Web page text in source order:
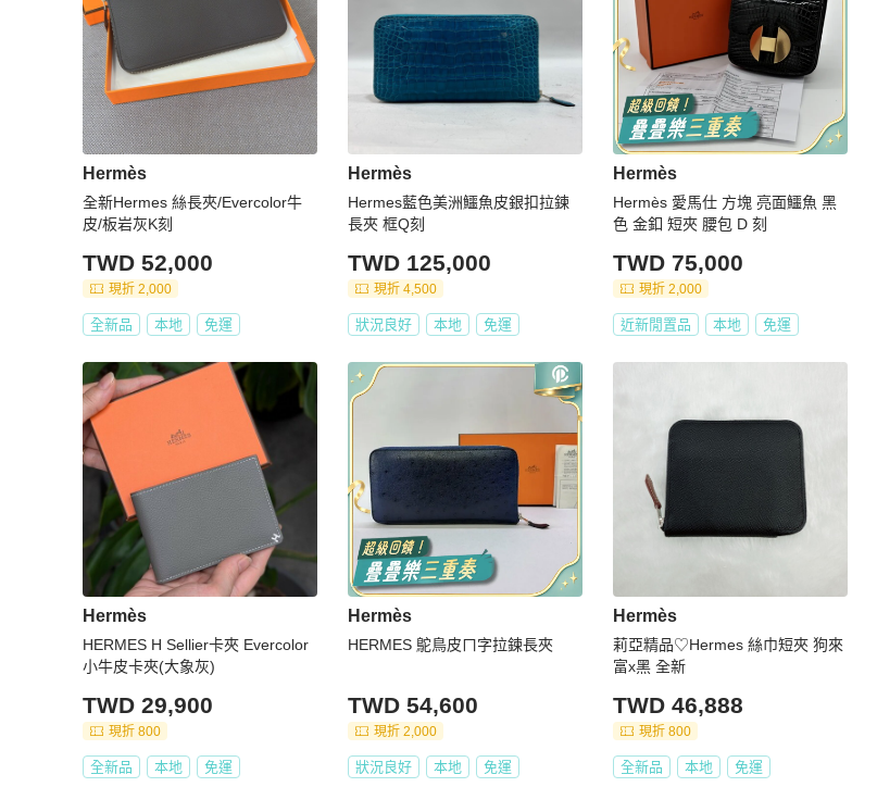
Hermès
全新Hermes 絲長夾/Evercolor牛
皮/板岩灰K刻
TWD 52,000
現折 2,000
全新品 本地 免運
Hermès
Hermes藍色美洲鱷魚皮銀扣拉鍊
長夾 框Q刻
TWD 125,000
現折 4,500
狀況良好 本地 免運
Hermès
Hermès 愛馬仕 方塊 亮面鱷魚 黑
色 金釦 短夾 腰包 D 刻
TWD 75,000
現折 2,000
近新閒置品 本地 免運
Hermès
HERMES H Sellier卡夾 Evercolor
小牛皮卡夾(大象灰)
TWD 29,900
現折 800
全新品 本地 免運
Hermès
HERMES 鴕鳥皮ㄇ字拉鍊長夾
TWD 54,600
現折 2,000
狀況良好 本地 免運
Hermès
莉亞精品♡Hermes 絲巾短夾 狗來
富x黑 全新
TWD 46,888
現折 800
全新品 本地 免運